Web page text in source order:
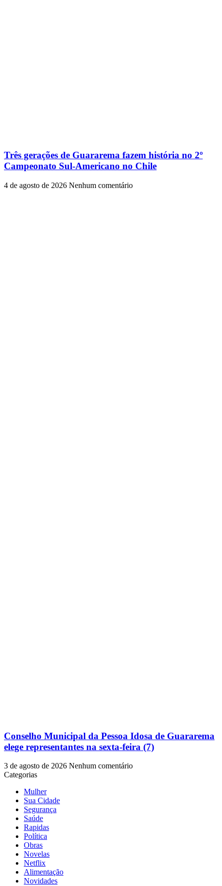
Três gerações de Guararema fazem história no 2º
Campeonato Sul-Americano no Chile
4 de agosto de 2026 Nenhum comentário
Conselho Municipal da Pessoa Idosa de Guararema
elege representantes na sexta-feira (7)
3 de agosto de 2026 Nenhum comentário
Categorias
Mulher
Sua Cidade
Segurança
Saúde
Rapidas
Política
Obras
Novelas
Netflix
Alimentação
Novidades